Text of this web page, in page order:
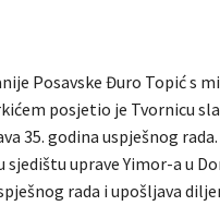
Posavske Đuro Topić s
posjetio je Tvornicu
35. godina uspješnog
uprave Yimor-a u
rada i upošljava